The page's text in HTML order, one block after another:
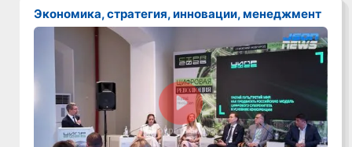
Экономика, стратегия, инновации, менеджмент
Смотреть видео